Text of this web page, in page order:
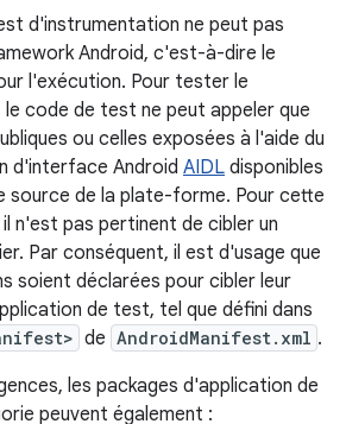
d'instrumentation ne peut pas
Android, c'est-à-dire le
l'exécution. Pour tester le
code de test ne peut appeler que
ou celles exposées à l'aide du
d'interface Android AIDL disponibles
source de la plate-forme. Pour cette
n'est pas pertinent de cibler un
Par conséquent, il est d'usage que
soient déclarées pour cibler leur
de test, tel que défini dans
de AndroidManifest.xml .
les packages d'application de
peuvent également :